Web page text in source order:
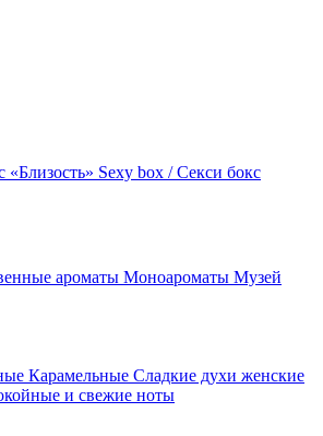
«Близость» Sexy box / Секси бокс
ароматы Моноароматы Музей
Карамельные Сладкие духи женские
и свежие ноты